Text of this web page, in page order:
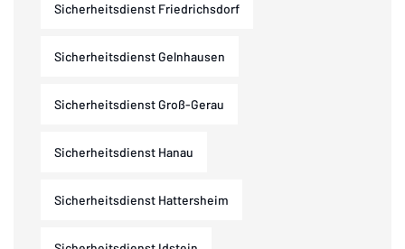
Sicherheitsdienst Friedrichsdorf
Sicherheitsdienst Gelnhausen
Sicherheitsdienst Groß-Gerau
Sicherheitsdienst Hanau
Sicherheitsdienst Hattersheim